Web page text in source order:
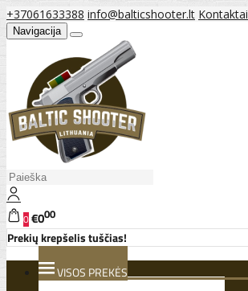
+37061633388 info@balticshooter.lt Kontaktai
Navigacija
0€000
Prekių krepšelis tuščias!
VISOS PREKĖS